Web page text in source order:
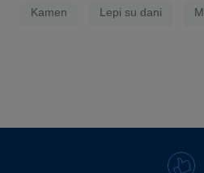
Kamen Lepi su dani